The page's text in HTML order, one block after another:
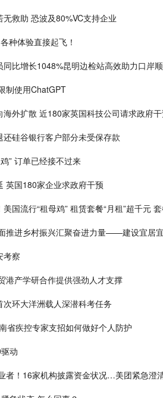
救助 恐波及80%VC支持企业
种体验直接起飞！
比增长1048%昆明边检站高效助力口岸
制使用ChatGPT
海外扩散 近180家英国科技公司请求政府
硅谷银行客户部分未受保存款
” 订单已经接不过来
英国180家企业求政府干预
国流行“租母鸡” 租赁套餐“月租”超千元
推进乡村振兴汇聚奋进力量——建设宜居
考察
港产学研合作提供强劲人才支撑
次环大洋洲载人深潜科考任务
省疾控专家支招如何做好个人防护
动
者！16家机构披露资金状况…美团紧急澄